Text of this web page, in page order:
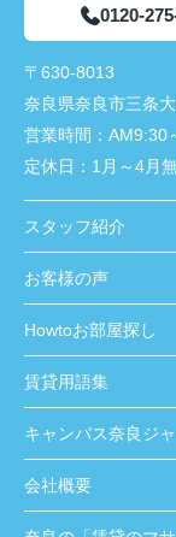
0120-
〒630-8013
奈良県奈良市三条
営業時間： AM9:30
定休日： 1月～4月
スタッフ紹介
お客様の声
Howtoお部屋探し
賃貸用語集
キャンパス奈良ジ
会社概要